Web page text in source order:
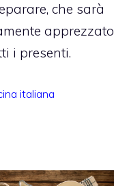
che sarà
apprezzato
i presenti.
italiana